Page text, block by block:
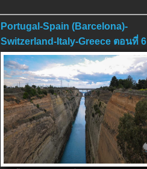
Portugal-Spain (Barcelona)-
Switzerland-Italy-Greece ตอนที่ 6
ตอนจบ